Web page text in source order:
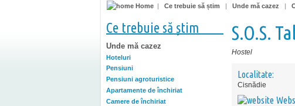
Home | Ce trebuie să știm | Unde mă cazez |
Ce trebuie să știm
Unde mă cazez
Hoteluri
Pensiuni
Pensiuni agroturistice
Apartamente de închiriat
Camere de închiriat
S.O.S.
Hostel
Localitate:
Cisnădie